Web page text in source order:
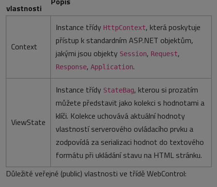
vlastnosti
Context
Instance třídy HttpContext, která poskytuje
přístup k standardním ASP.NET objektům,
jakými jsou objekty Session, Request,
Response, Application.
ViewState
Instance třídy StateBag, kterou si prozatím
můžete představit jako kolekci s hodnotami a
klíči. Kolekce uchovává aktuální hodnoty
vlastností serverového ovládacího prvku a
zodpovídá za serializaci hodnot do textového
formátu při ukládání stavu na HTML stránku.
Důležité veřejné (public) vlastnosti ve třídě WebControl: